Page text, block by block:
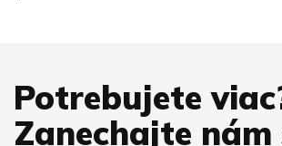
Potrebujete
Zanechajte nám